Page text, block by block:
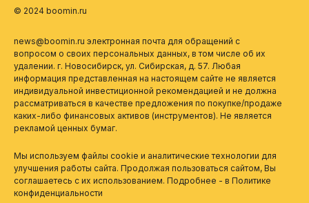
© 2024 boomin.ru
news@boomin.ru электронная почта для обращений с
вопросом о своих персональных данных, в том числе об их
удалении. г. Новосибирск, ул. Сибирская, д. 57. Любая
информация представленная на настоящем сайте не является
индивидуальной инвестиционной рекомендацией и не должна
рассматриваться в качестве предложения по покупке/продаже
каких-либо финансовых активов (инструментов). Не является
рекламой ценных бумаг.
Мы используем файлы cookie и аналитические технологии для
улучшения работы сайта. Продолжая пользоваться сайтом, Вы
соглашаетесь с их использованием. Подробнее - в Политике
конфиденциальности